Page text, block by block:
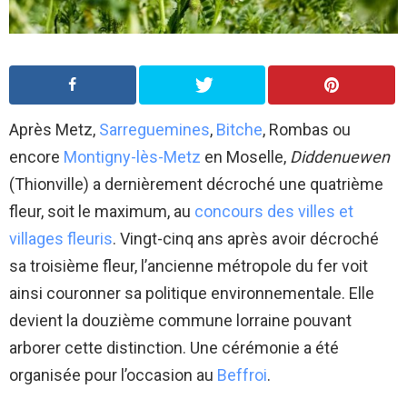
Après Metz, Sarreguemines, Bitche, Rombas ou
encore Montigny-lès-Metz en Moselle, Diddenuewen
(Thionville) a dernièrement décroché une quatrième
fleur, soit le maximum, au concours des villes et
villages fleuris. Vingt-cinq ans après avoir décroché
sa troisième fleur, l’ancienne métropole du fer voit
ainsi couronner sa politique environnementale. Elle
devient la douzième commune lorraine pouvant
arborer cette distinction. Une cérémonie a été
organisée pour l’occasion au Beffroi.